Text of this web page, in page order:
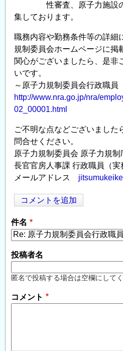
性審査、原子力施設
集しております。
職務内容や勤務条件等の詳細
規制委員会ホームページに掲
関心がございましたら、是非
いです。
～原子力規制委員会行政職員
http://www.nra.go.jp/nra/
02_00001.html
ご不明な点などございました
問合せください。
原子力規制委員会 原子力規制
長官官房人事課 行政職員（実
メールアドレス
コメントを追加
件名
投稿者名
匿名で投稿する場合は空欄にしてく
コメント